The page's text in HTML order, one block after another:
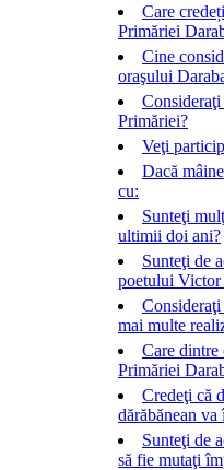
Care
Primăriei
Cine
oraşului
Primăriei?
Veţi
Dacă
cu:
Sunteţi
ultimii doi ani?
Sunteţi de
poetului Victor
Consideraţi
mai multe
Care dintre
Primăriei
Credeţi că
dărăbănean
Sunteţi de
să fie mutaţi